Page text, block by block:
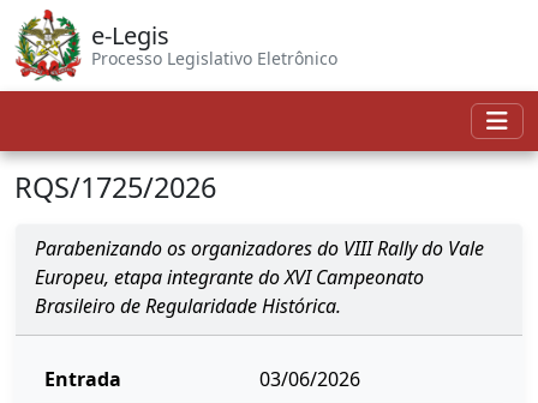
e-Legis
Processo Legislativo Eletrônico
RQS/1725/2026
Parabenizando os organizadores do VIII Rally do Vale
Europeu, etapa integrante do XVI Campeonato
Brasileiro de Regularidade Histórica.
Entrada 03/06/2026